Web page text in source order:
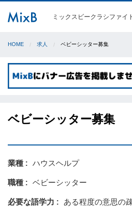
ミックスビークラシファイ
HOME 求人 ベビーシッター募集
ベビーシッター募集
業種 ハウスヘルプ
職種 ベビーシッター
必要な語学力 ある程度の意思の